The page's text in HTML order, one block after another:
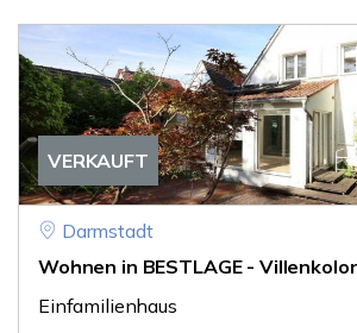
VERKAUFT
Darmstadt
Wohnen in BESTLAGE -
Einfamilienhaus